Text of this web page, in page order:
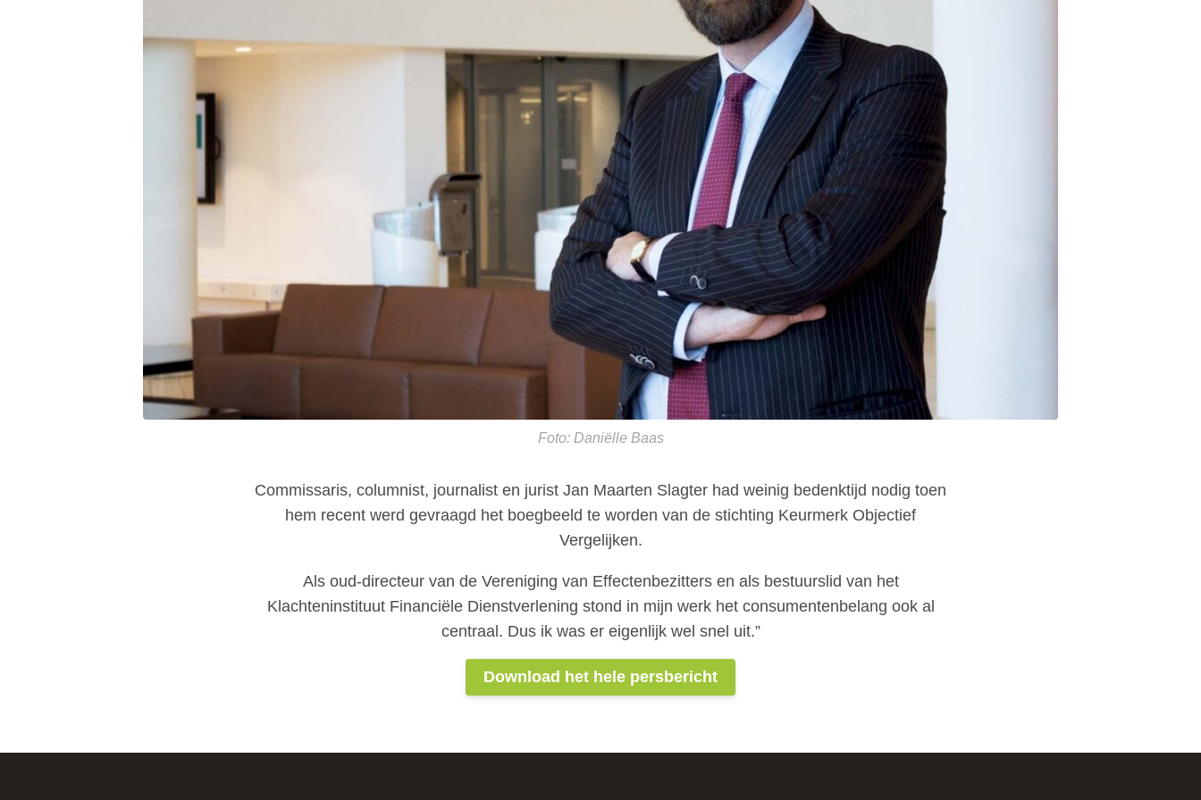
Foto: Daniëlle Baas
Commissaris, columnist, journalist en jurist Jan Maarten Slagter had weinig bedenktijd nodig toen
hem recent werd gevraagd het boegbeeld te worden van de stichting Keurmerk Objectief
Vergelijken.
Als oud-directeur van de Vereniging van Effectenbezitters en als bestuurslid van het
Klachteninstituut Financiële Dienstverlening stond in mijn werk het consumentenbelang ook al
centraal. Dus ik was er eigenlijk wel snel uit.”
Download het hele persbericht